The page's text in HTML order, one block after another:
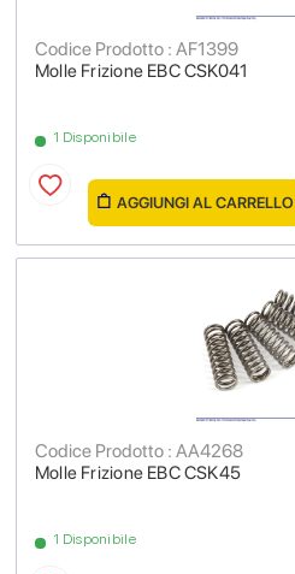
Molle Frizione EBC CSK041
Codice Prodotto : AF1399
1 Disponibile
AGGIUNGI AL CARRELLO
Molle Frizione EBC CSK45
Codice Prodotto : AA4268
1 Disponibile